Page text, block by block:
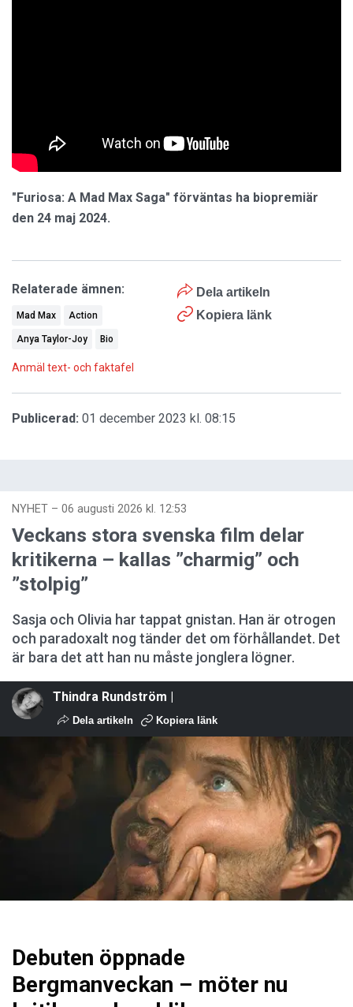
"Furiosa: A Mad Max Saga" förväntas ha biopremiär
den 24 maj 2024.
Dela artikeln
Kopiera länk
Relaterade ämnen:
Mad Max Action
Anya Taylor-Joy Bio
Anmäl text- och faktafel
Publicerad: 01 december 2023 kl. 08:15
NYHET – 06 augusti 2026 kl. 12:53
Veckans stora svenska film delar
kritikerna – kallas ”charmig” och
”stolpig”
Sasja och Olivia har tappat gnistan. Han är otrogen
och paradoxalt nog tänder det om förhållandet. Det
är bara det att han nu måste jonglera lögner.
Thindra Rundström |
Dela artikeln Kopiera länk
Debuten öppnade
Bergmanveckan – möter nu